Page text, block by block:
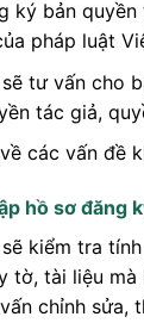
ký bản
pháp luật
tư vấn cho
tác giả,
các vấn đề
hồ sơ đăng
kiểm tra
tờ, tài liệu mà
chỉnh sửa,